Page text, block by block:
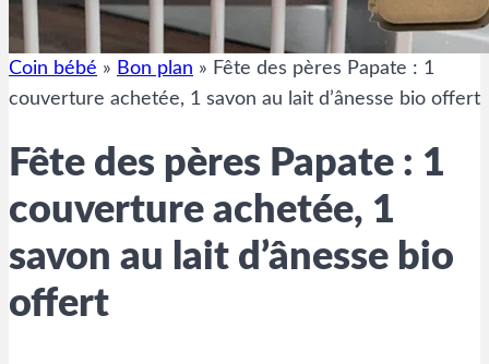
Coin bébé » Bon plan » Fête des pères Papate : 1
couverture achetée, 1 savon au lait d’ânesse bio offert
Fête des pères Papate : 1
couverture achetée, 1
savon au lait d’ânesse bio
offert